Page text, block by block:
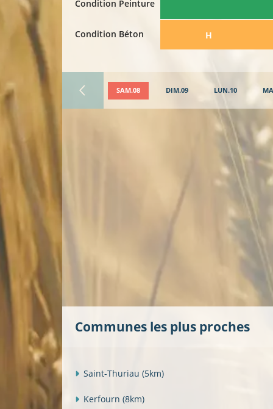
Condition Peinture
Condition Béton ​H
SAM.08 DIM.09 LUN.10
Communes les plus proches
Saint-Thuriau (5km)
Kerfourn (8km)